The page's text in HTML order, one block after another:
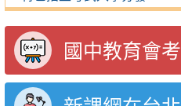
國中教育會考